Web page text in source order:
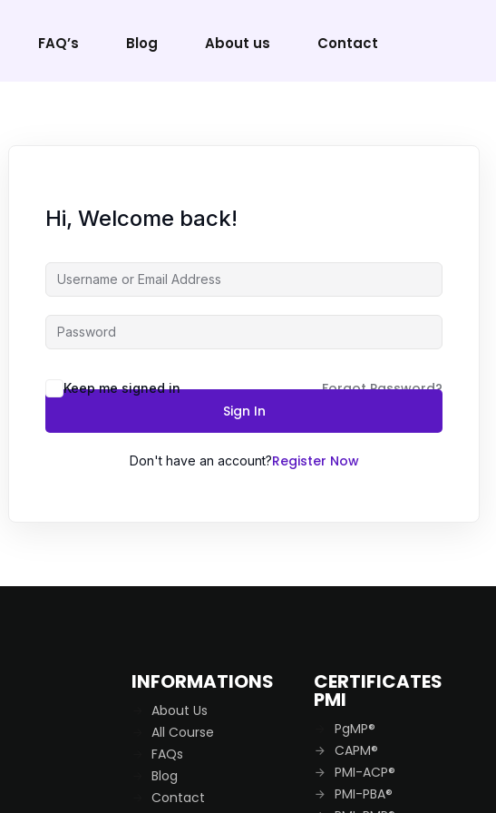
FAQ’s Blog About us Contact
Hi, Welcome back!
Keep me signed in
Forgot Password?
Sign In
Don't have an account?Register Now
INFORMATIONS
About Us
All Course
FAQs
Blog
Contact
CERTIFICATES
PMI
PgMP®
CAPM®
PMI-ACP®
PMI-PBA®
Sign in
Don’t have an account?Sign up
Remember me Lost your password?